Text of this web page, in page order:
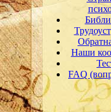
Наши
FAQ